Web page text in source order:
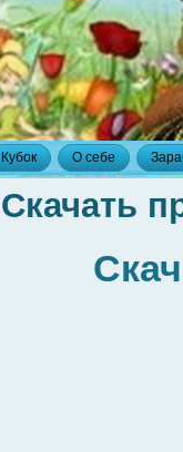
Кубок О себе
Скачать